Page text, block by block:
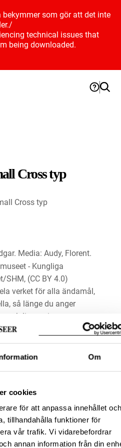
Om
cookies
för att anpassa innehållet och
tillhandahålla funktioner för
vår trafik. Vi vidarebefordrar
annan information från din
som gör att det inte
/
technical issues that
being downloaded.
Cross typ
Small Cross typ
jpeg
Media: Audy, Florent.
- Kungliga
SHM, (CC BY 4.0)
verket för alla ändamål,
så länge du anger
och licensgivare.